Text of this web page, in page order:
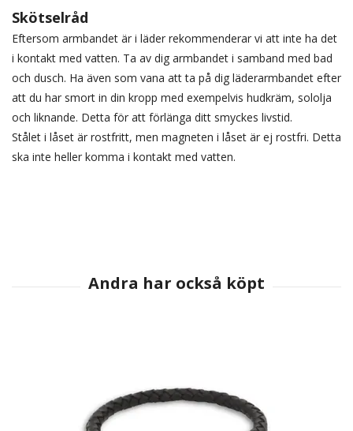
Skötselråd
Eftersom armbandet är i läder rekommenderar vi att inte ha det
i kontakt med vatten. Ta av dig armbandet i samband med bad
och dusch. Ha även som vana att ta på dig läderarmbandet efter
att du har smort in din kropp med exempelvis hudkräm, sololja
och liknande. Detta för att förlänga ditt smyckes livstid.
Stålet i låset är rostfritt, men magneten i låset är ej rostfri. Detta
ska inte heller komma i kontakt med vatten.